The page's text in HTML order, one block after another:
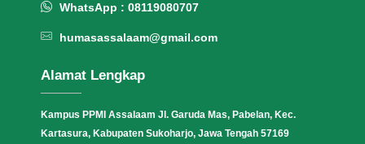
WhatsApp : 08119080707
humasassalaam@gmail.com
Alamat Lengkap
Kampus PPMI Assalaam Jl. Garuda Mas, Pabelan, Kec.
Kartasura, Kabupaten Sukoharjo, Jawa Tengah 57169